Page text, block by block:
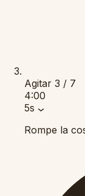
Agitar 3 / 7
4:00
5s
Rompe la